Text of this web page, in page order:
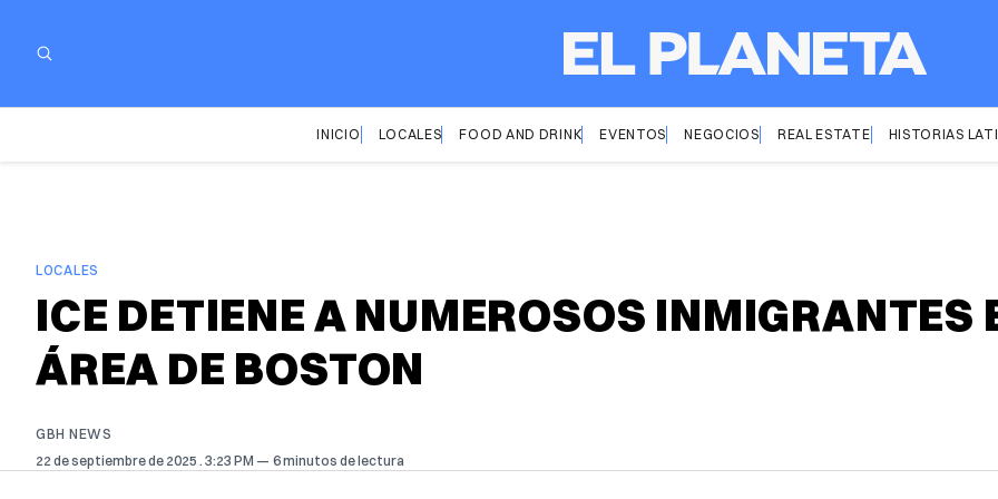
INICIO LOCALES FOOD AND DRINK EVENTOS NEGOCIOS REAL ESTATE HISTORIAS
LOCALES
ICE DETIENE A NUMEROSOS INMIGRANTES
ÁREA DE BOSTON
GBH NEWS
22 de septiembre de 2025 . 3:23 PM 6 minutos de lectura